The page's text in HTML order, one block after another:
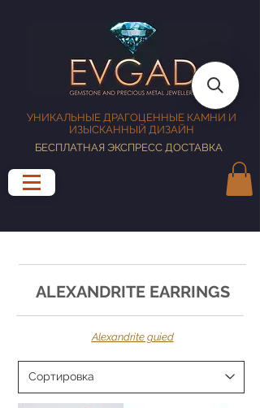
УНИКАЛЬНЫЕ ДРАГОЦЕННЫЕ КАМНИ И
ИЗЫСКАННЫЙ ДИЗАЙН
БЕСПЛАТНАЯ ЭКСПРЕСС ДОСТАВКА
ALEXANDRITE EARRINGS
Alexandrite guied